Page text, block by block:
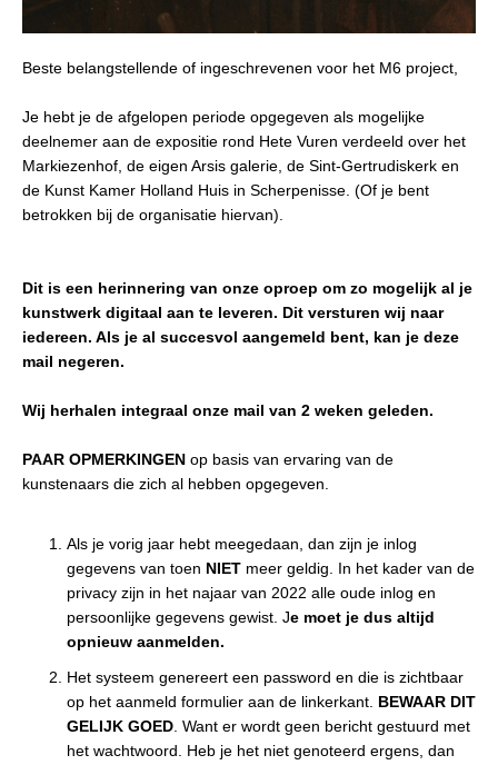
Beste belangstellende of ingeschrevenen voor het M6 project,
Je hebt je de afgelopen periode opgegeven als mogelijke
deelnemer aan de expositie rond Hete Vuren verdeeld over het
Markiezenhof, de eigen Arsis galerie, de Sint-Gertrudiskerk en
de Kunst Kamer Holland Huis in Scherpenisse. (Of je bent
betrokken bij de organisatie hiervan).
Dit is een herinnering van onze oproep om zo mogelijk al je
kunstwerk digitaal aan te leveren. Dit versturen wij naar
iedereen. Als je al succesvol aangemeld bent, kan je deze
mail negeren.
Wij herhalen integraal onze mail van 2 weken geleden.
PAAR OPMERKINGEN op basis van ervaring van de
kunstenaars die zich al hebben opgegeven.
Als je vorig jaar hebt meegedaan, dan zijn je inlog
gegevens van toen NIET meer geldig. In het kader van de
privacy zijn in het najaar van 2022 alle oude inlog en
persoonlijke gegevens gewist. Je moet je dus altijd
opnieuw aanmelden.
Het systeem genereert een password en die is zichtbaar
op het aanmeld formulier aan de linkerkant. BEWAAR DIT
GELIJK GOED . Want er wordt geen bericht gestuurd met
het wachtwoord. Heb je het niet genoteerd ergens, dan